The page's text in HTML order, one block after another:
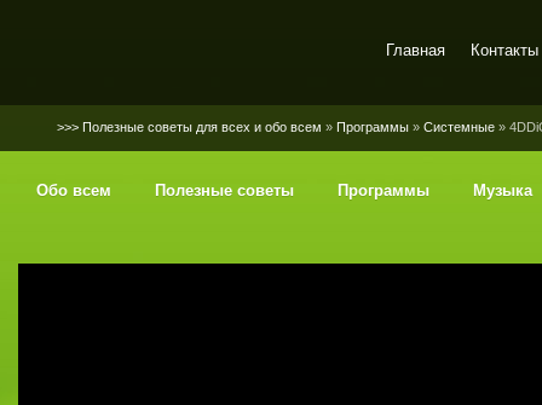
Главная Контакты
>>> Полезные советы для всех и обо всем » Программы » Системные »
Обо всем Полезные советы Программы Музыка